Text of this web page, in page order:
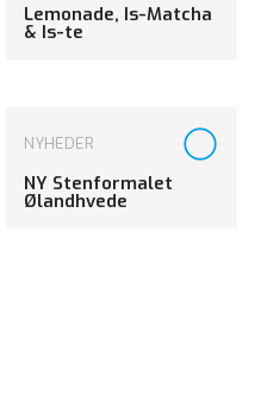
Lemonade, Is-Matcha
& Is-te
NYHEDER
NY Stenformalet
Ølandhvede